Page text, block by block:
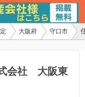
大阪府 守口市
会社 大阪東